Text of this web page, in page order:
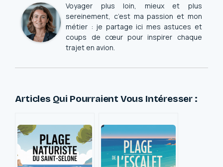
Voyager plus loin, mieux et plus
sereinement, c’est ma passion et mon
métier : je partage ici mes astuces et
coups de cœur pour inspirer chaque
trajet en avion.
Articles Qui Pourraient Vous Intéresser :